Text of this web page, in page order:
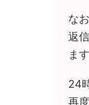
な
返
ます
24
再